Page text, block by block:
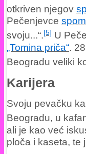
otkriven njegov
Pečenjevce
svoju...“.[5] U
„Tomina priča“.
Beogradu veliki
Karijera
Svoju pevačku
Beogradu, u
ali je kao već
ploča i kaseta, te